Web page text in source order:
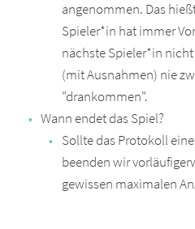
angenommen. Das
Spieler*in hat immer
nächste Spieler*in
(mit Ausnahmen) nie
"drankommen".
Wann endet das Spiel?
Sollte das Protokoll
beenden wir
gewissen maximalen